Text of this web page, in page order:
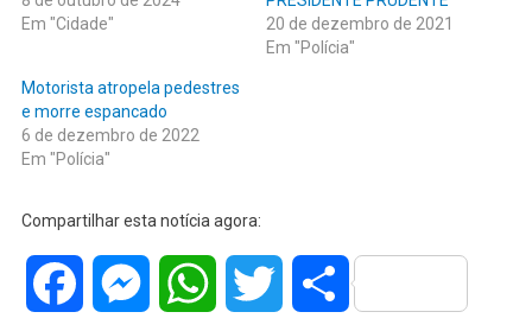
Em "Cidade"
20 de dezembro de 2021
Em "Polícia"
Motorista atropela pedestres
e morre espancado
6 de dezembro de 2022
Em "Polícia"
Compartilhar esta notícia agora:
Facebook MessengerWhatsAppTwitter Share